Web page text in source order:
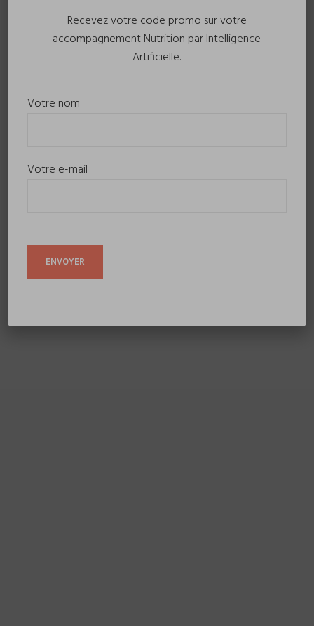
Recevez votre code promo sur votre
accompagnement Nutrition par Intelligence
Artificielle.
Votre nom
Votre e-mail